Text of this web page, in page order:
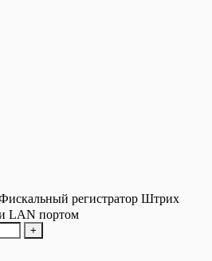
регистратор Штрих
LAN портом
+